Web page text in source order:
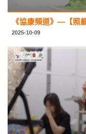
《協康頻道》—【照
2025-10-09